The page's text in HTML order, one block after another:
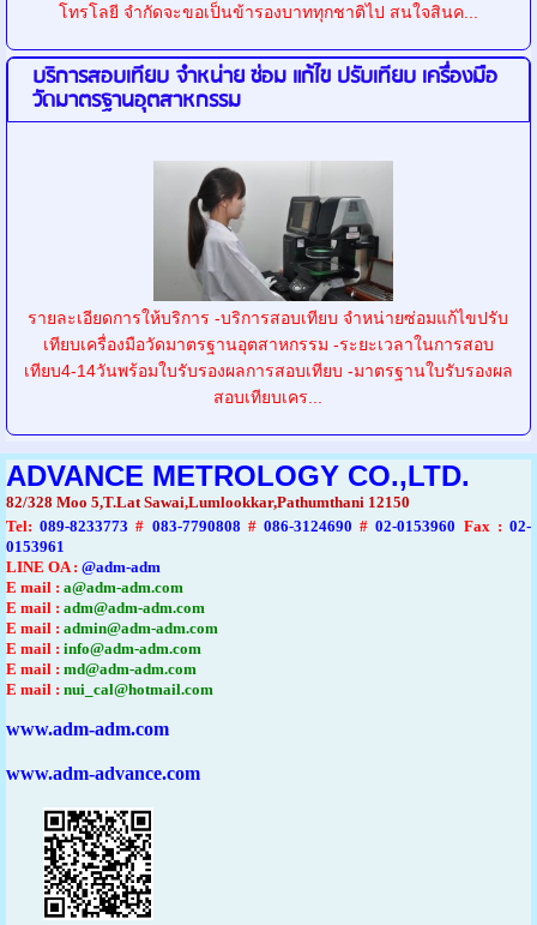
โทรโลยี จำกัดจะขอเป็นข้ารองบาททุกชาติไป สนใจสินค...
บริการสอบเทียบ จำหน่าย ซ่อม แก้ไข ปรับเทียบ เครื่องมือ
วัดมาตรฐานอุตสาหกรรม
รายละเอียดการให้บริการ -บริการสอบเทียบ จำหน่ายซ่อมแก้ไขปรับ
เทียบเครื่องมือวัดมาตรฐานอุตสาหกรรม -ระยะเวลาในการสอบ
เทียบ4-14วันพร้อมใบรับรองผลการสอบเทียบ -มาตรฐานใบรับรองผล
สอบเทียบเคร...
ADVANCE METROLOGY CO.,LTD.
82/328 Moo 5,T.Lat Sawai,Lumlookkar,Pathumthani 12150
Tel: 089-8233773 # 083-7790808 #086-3124690 #02-0153960 Fax :02-
0153961
LINE OA : @adm-adm
E mail : a@adm-adm.com
E mail : adm@adm-adm.com
E mail : admin@adm-adm.com
E mail : info@adm-adm.com
E mail : md@adm-adm.com
E mail : nui_cal@hotmail.com
www.adm-adm.com
www.adm-advance.com